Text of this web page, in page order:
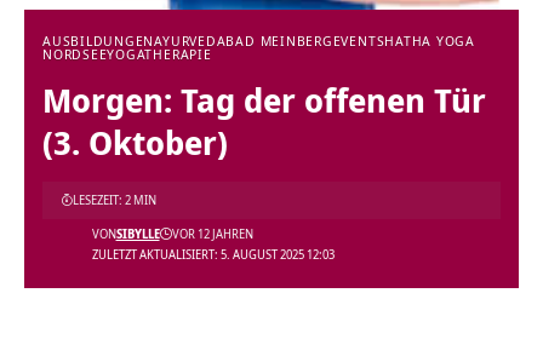
AUSBILDUNGENAYURVEDABAD MEINBERG EVENTSHATHA YOGA
NORDSEEYOGATHERAPIE
Morgen: Tag der offenen Tür
(3. Oktober)
ZULETZT AKTUALISIERT: 5. AUGUST 2025 12:03
VONSIBYLLE VOR 12 JAHREN
LESEZEIT: 2 MIN